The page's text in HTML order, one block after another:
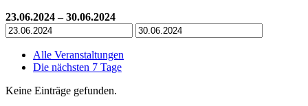
23.06.2024 – 30.06.2024
Alle Veranstaltungen
Die nächsten 7 Tage
Keine Einträge gefunden.